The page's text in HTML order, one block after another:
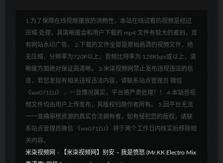
1.为了保障在线视频播放的流畅性，本站在线试看的视频是经过
压缩 处理，其清晰度会和用户下载的 mp4 文件有较大的差别，且
有网站水印广告。 2.下载的文件全部是原始高清的视频文件，绝
无压缩，分辨率为720P以上，音频比特率为 128Kbps或以上，清
晰度方面绝对保证高清晰。 3.米柒视频网禁止发布违规违法的信
息，若您发现有相关违规违法内容，请联系站点管理员 微信
《wx071DJ》 ，一旦情况属实，平台将严肃处理！！ 4.本站音视
频文件均由用户上传发布，其版权归原作者所有。 5.因平台无法
一一准确审核资源的真实合法拥有者，如有侵犯您的版权，请联
系站点管理员微信 《wx071DJ》 将于两个工作日内核实后移除相
关内容。
米柒视频网 »
【米柒视频网】别安 – 我是愤怒 (Mr.KK Electro Mix